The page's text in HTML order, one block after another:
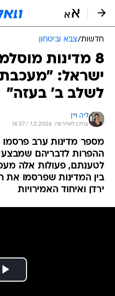
חדשות/צבא וביטחון
8 מדינות
ישראל:
לשלב ב' בעזה"
ליה ויין
עודכן לאחרונה: 1.2.2026 / 14:37
מספר מדינות ערב
ההפרות לדבריהם
לטענתם, פעולות אלה
בין המדינות שפרסמו
ירדן ואיחוד האמירויות